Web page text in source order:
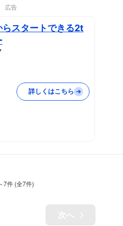
広告
らスタートできる2t
詳しくはこちら
7件 (全7件)